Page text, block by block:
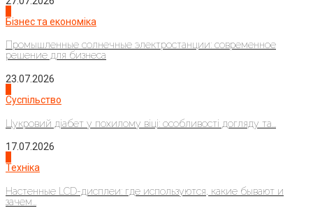
Бізнес та економіка
Промышленные солнечные электростанции: современное
решение для бизнеса
23.07.2026
Суспільство
Цукровий діабет у похилому віці: особливості догляду та...
17.07.2026
Техніка
Настенные LCD-дисплеи: где используются, какие бывают и
зачем...